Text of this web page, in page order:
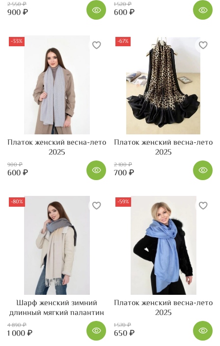
2 550 ₽
900 ₽
1 520 ₽
600 ₽
-33%
Платок женский весна-лето
2025
900 ₽
600 ₽
-67%
Платок женский весна-лето
2025
2 100 ₽
700 ₽
-80%
Шарф женский зимний
длинный мягкий палантин
4 890 ₽
1 000 ₽
-59%
Платок женский весна-лето
2025
1 570 ₽
650 ₽